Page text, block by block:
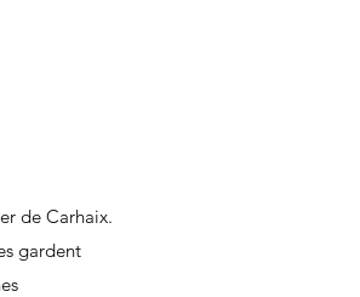
de Carhaix.
gardent